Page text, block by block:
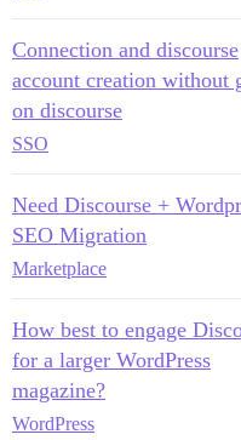
Connection and discourse
account creation without
on discourse
SSO
Need Discourse +
SEO Migration
Marketplace
How best to engage
for a larger WordPress
magazine?
WordPress